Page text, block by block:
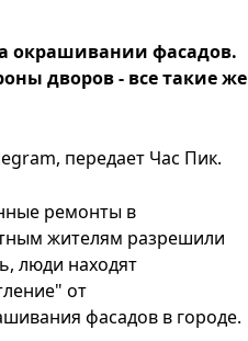
окрашивании фасадов.
дворов - все такие же
передает Час Пик.
ремонты в
жителям разрешили
люди находят
от
фасадов в городе.